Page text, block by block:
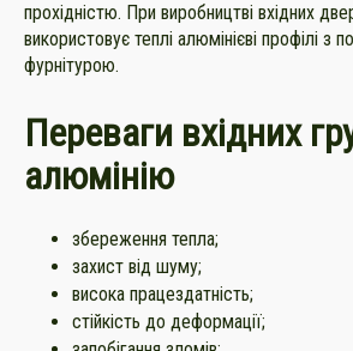
прохідністю. При виробництві вхідних
використовує теплі алюмінієві профілі з
фурнітурою.
Переваги вхідних
алюмінію
збереження тепла;
захист від шуму;
висока працездатність;
стійкість до деформації;